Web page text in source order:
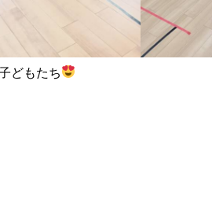
どもたち